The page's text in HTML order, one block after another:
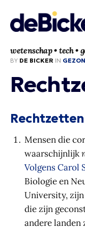
wetenschap • tech •
BY DE BICKER IN
Rechtzetten
Mensen die
waarschijnlijk
Volgens Carol
Biologie en
University,
die zijn
andere landen